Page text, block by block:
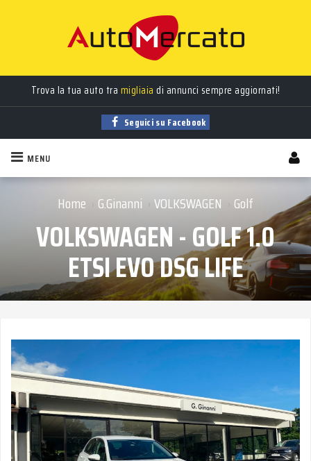
Trova la tua auto tra migliaia di annunci sempre aggiornati!
Seguici su Facebook
MENU
Home › G.Ginanni › VOLKSWAGEN › Golf
VOLKSWAGEN - GOLF 1.0
ETSI EVO DSG LIFE